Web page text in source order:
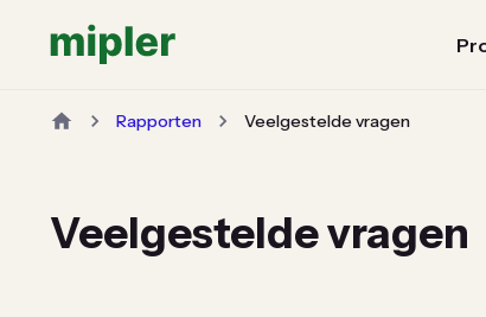
Rapporten Veelgestelde vragen
Veelgestelde vragen